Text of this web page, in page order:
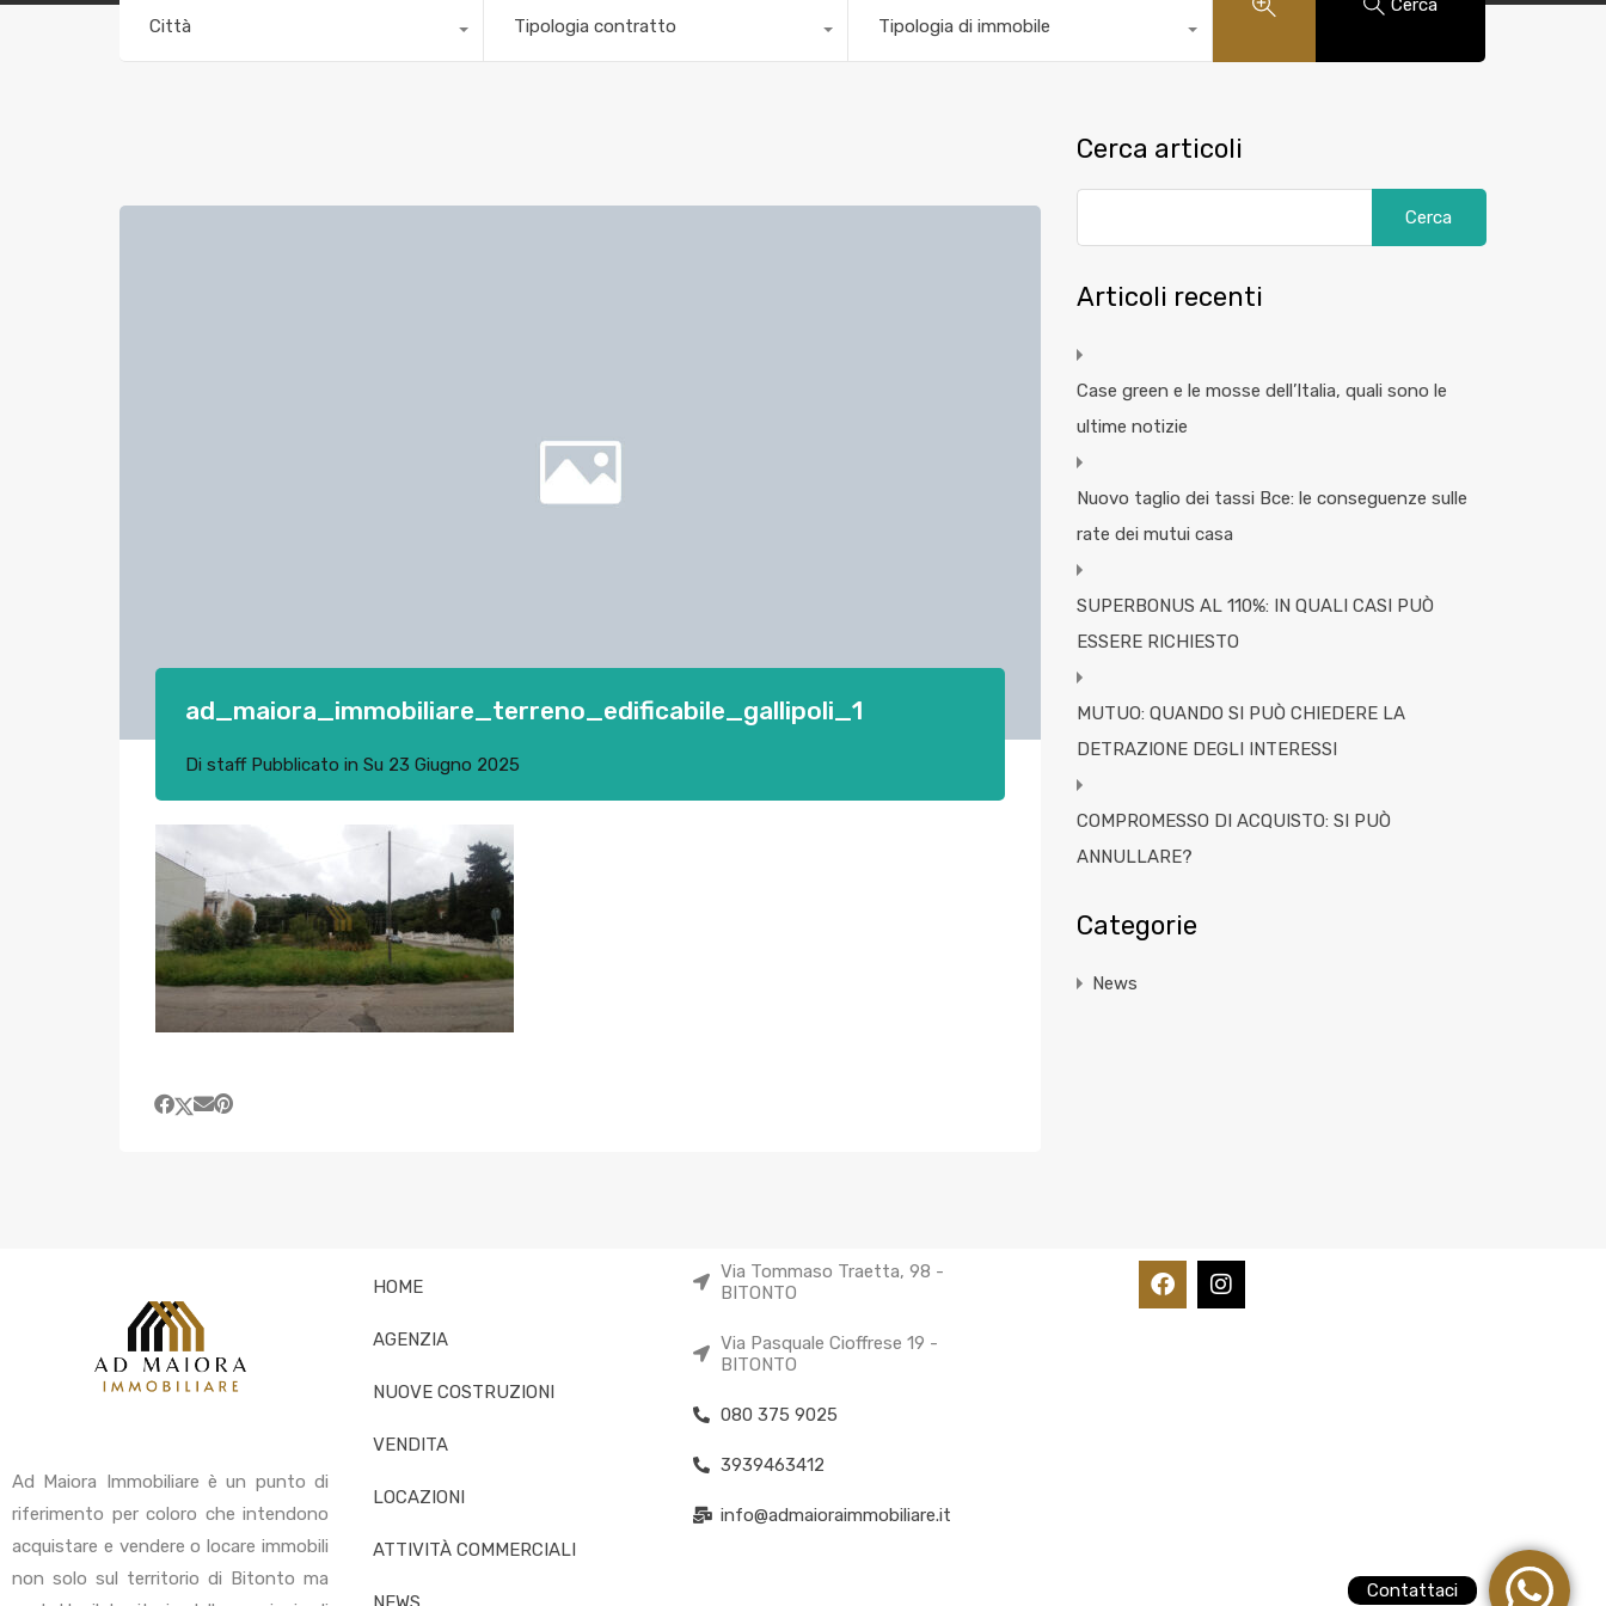
Città Tipologia contratto Tipologia di immobile
Cerca
ad_maiora_immobiliare_terreno_edificabile_gallipoli_1
Di staffPubblicato in Su 23 Giugno 2025
Cerca articoli
Articoli recenti
Case green e le mosse dell’Italia, quali sono le
ultime notizie
Nuovo taglio dei tassi Bce: le conseguenze sulle
rate dei mutui casa
SUPERBONUS AL 110%: IN QUALI CASI PUÒ
ESSERE RICHIESTO
MUTUO: QUANDO SI PUÒ CHIEDERE LA
DETRAZIONE DEGLI INTERESSI
COMPROMESSO DI ACQUISTO: SI PUÒ
ANNULLARE?
Categorie
News
Ad Maiora Immobiliare è un punto di
riferimento per coloro che intendono
acquistare e vendere o locare immobili
non solo sul territorio di Bitonto ma
HOME
AGENZIA
NUOVE COSTRUZIONI
VENDITA
LOCAZIONI
ATTIVITÀ COMMERCIALI
Via Tommaso Traetta, 98 -
BITONTO
Via Pasquale Cioffrese 19 -
BITONTO
080 375 9025
3939463412
info@admaioraimmobiliare.it
Contattaci